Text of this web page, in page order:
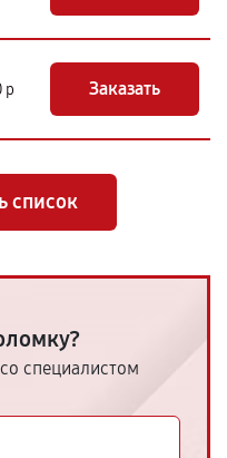
р Заказать
список
специалистом